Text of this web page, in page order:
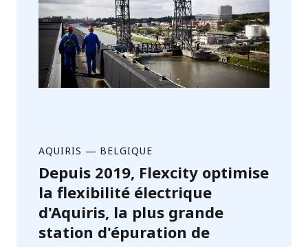
AQUIRIS — BELGIQUE
Depuis 2019, Flexcity optimise
la flexibilité électrique
d'Aquiris, la plus grande
station d'épuration de